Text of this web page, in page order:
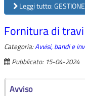
Leggi tutto:
Fornitura di
Categoria:Avvisi, bandi e
Pubblicato: 15-04-2024
Avviso